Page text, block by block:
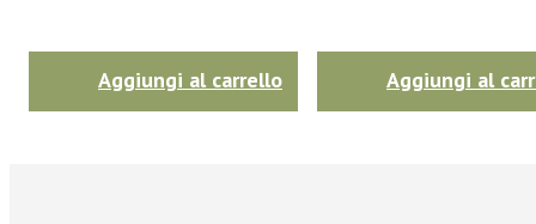
Aggiungi al carrello Aggiungi al